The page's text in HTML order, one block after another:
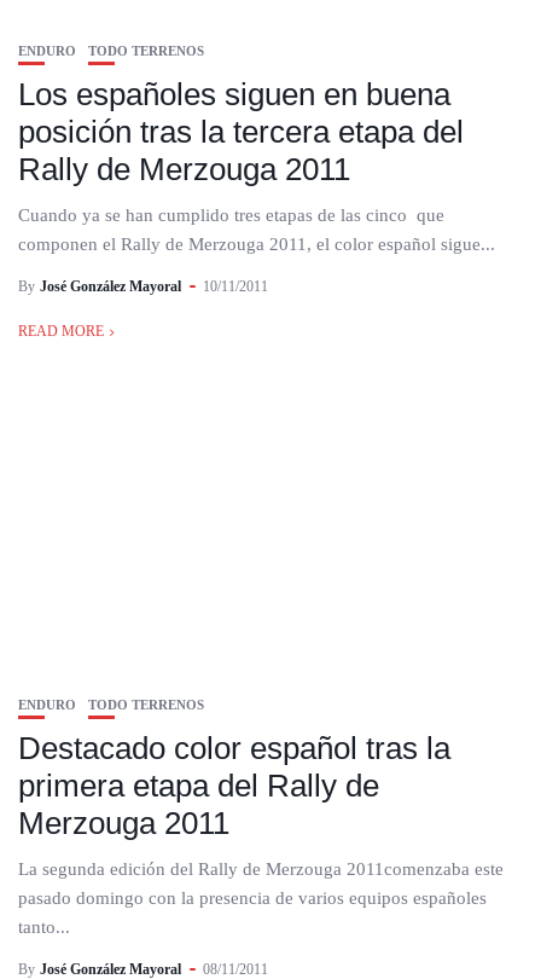
ENDURO TODO TERRENOS
Los españoles siguen en buena
posición tras la tercera etapa del
Rally de Merzouga 2011
Cuando ya se han cumplido tres etapas de las cinco que
componen el Rally de Merzouga 2011, el color español sigue...
By José González Mayoral 10/11/2011
READ MORE
ENDURO TODO TERRENOS
Destacado color español tras la
primera etapa del Rally de
Merzouga 2011
La segunda edición del Rally de Merzouga 2011comenzaba este
pasado domingo con la presencia de varios equipos españoles
tanto...
By José González Mayoral 08/11/2011